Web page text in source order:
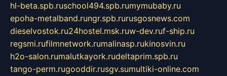
hl-beta.spb.ruschool494.spb.rumymubaby.ru
epoha-metalband.rungr.spb.rurusgosnews.com
dieselvostok.ru24hostel.msk.ruw-dev.ruf-ship.ru
regsmi.rufilmnetwork.rumalinasp.rukinosvin.ru
h2o-salon.rumalutkayork.rudeltaprim.spb.ru
tango-perm.rugooddir.rusgv.sumultiki-online.com